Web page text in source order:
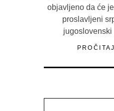
objavljeno da će
proslavljeni